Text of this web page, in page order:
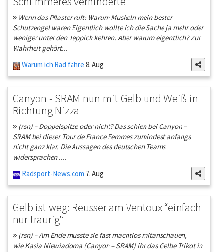
Wenn das Pflaster ruft: Warum Muskeln mein bester
Schutzengel waren Eigentlich wollte ich die Sache ja mehr oder
weniger unter den Teppich kehren. Aber warum eigentlich? Zur
Wahrheit gehört...
Warum ich Rad fahre 8. Aug
Canyon - SRAM nun mit Gelb und Weiß in
Richtung Nizza
(rsn) – Doppelspitze oder nicht? Das schien bei Canyon –
SRAM bei dieser Tour de France Femmes zumindest anfangs
nicht ganz klar. Die Aussagen des deutschen Teams
widersprachen ....
Radsport-News.com 7. Aug
Gelb ist weg: Reusser am Ventoux “einfach
nur traurig“
(rsn) – Am Ende musste sie fast machtlos mitanschauen,
wie Kasia Niewiadoma (Canyon – SRAM) ihr das Gelbe Trikot in